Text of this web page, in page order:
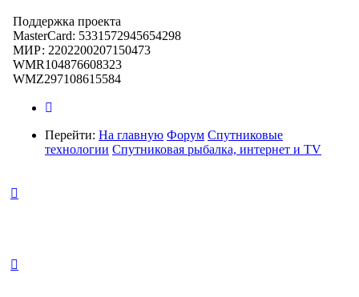
Поддержка проекта
MasterCard: 5331572945654298
МИР: 2202200207150473
WMR104876608323
WMZ297108615584
Перейти: На главную Форум Спутниковые
технологии Спутниковая рыбалка, интернет и TV